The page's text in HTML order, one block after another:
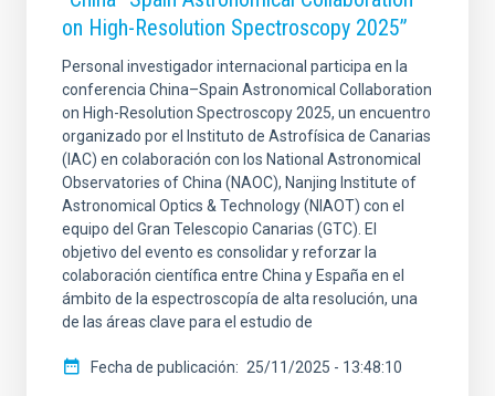
on High-Resolution Spectroscopy 2025”
Personal investigador internacional participa en la
conferencia China–Spain Astronomical Collaboration
on High-Resolution Spectroscopy 2025, un encuentro
organizado por el Instituto de Astrofísica de Canarias
(IAC) en colaboración con los National Astronomical
Observatories of China (NAOC), Nanjing Institute of
Astronomical Optics & Technology (NIAOT) con el
equipo del Gran Telescopio Canarias (GTC). El
objetivo del evento es consolidar y reforzar la
colaboración científica entre China y España en el
ámbito de la espectroscopía de alta resolución, una
de las áreas clave para el estudio de
Fecha de publicación 25/11/2025 - 13:48:10